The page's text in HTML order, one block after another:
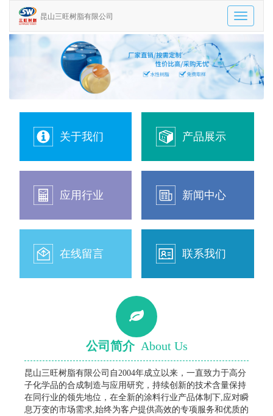
Toggle
昆山三旺树脂有限公司
关于我们 产品展示
应用行业 新闻中心
在线留言 联系我们
公司简介 About Us
昆山三旺树脂有限公司自2004年成立以来，一直致力于高分
子化学品的合成制造与应用研究，持续创新的技术含量保持
在同行业的领先地位，在全新的涂料行业产品体制下,应对瞬
息万变的市场需求,始终为客户提供高效的专项服务和优质的